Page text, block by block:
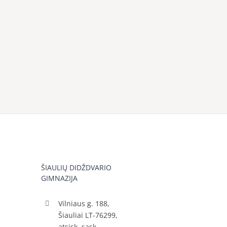
ŠIAULIŲ DIDŽDVARIO
GIMNAZIJA
Vilniaus g. 188,
Šiauliai LT-76299,